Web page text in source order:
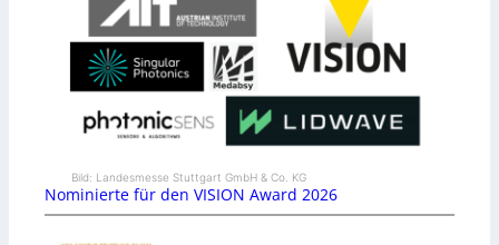
Bild: Landesmesse Stuttgart GmbH & Co. KG
Nominierte für den VISION Award 2026